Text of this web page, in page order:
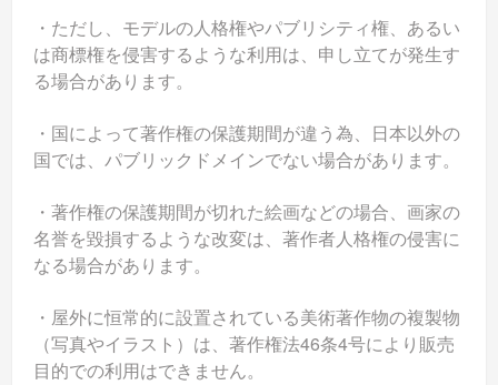
・ただし、モデルの人格権やパブリシティ権、あるい
は商標権を侵害するような利用は、申し立てが発生す
る場合があります。
・国によって著作権の保護期間が違う為、日本以外の
国では、パブリックドメインでない場合があります。
・著作権の保護期間が切れた絵画などの場合、画家の
名誉を毀損するような改変は、著作者人格権の侵害に
なる場合があります。
・屋外に恒常的に設置されている美術著作物の複製物
（写真やイラスト）は、著作権法46条4号により販売
目的での利用はできません。